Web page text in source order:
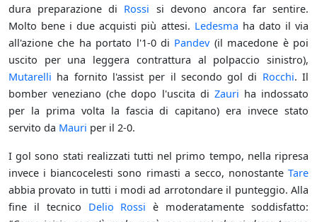
dura preparazione di Rossi si devono ancora far sentire.
Molto bene i due acquisti più attesi. Ledesma ha dato il via
all'azione che ha portato l'1-0 di Pandev(il macedone è poi
uscito per una leggera contrattura al polpaccio sinistro),
Mutarelli ha fornito l'assist per il secondo gol di Rocchi. Il
bomber veneziano (che dopo l'uscita di Zauri ha indossato
per la prima volta la fascia di capitano) era invece stato
servito da Mauri per il 2-0.
I gol sono stati realizzati tutti nel primo tempo, nella ripresa
invece i biancocelesti sono rimasti a secco, nonostante Tare
abbia provato in tutti i modi ad arrotondare il punteggio. Alla
fine il tecnico Delio Rossi è moderatamente soddisfatto: